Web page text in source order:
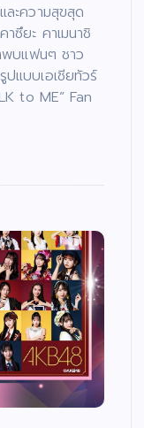
ละความสุขสุด
ซึยะ คาเมนาชิ
พบแฟนๆ ชาว
แบบเอเชียทัวร์
to ME” Fan